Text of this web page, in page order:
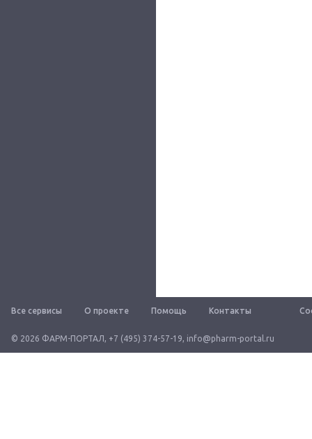
Все сервисы О проекте Помощь Контакты
© 2026 ФАРМ-ПОРТАЛ, +7 (495) 374-57-19, info@pharm-portal.ru